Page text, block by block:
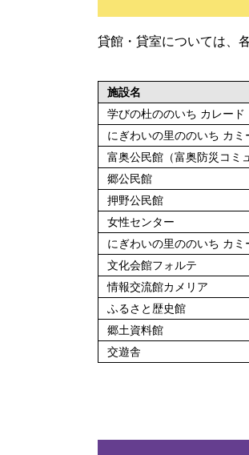
貸館・貸室については、
施設名
学びの杜ののいち カレード
にぎわいの里ののいち カミ
富奥公民館（富奥防災コミ
郷公民館
押野公民館
女性センター
にぎわいの里ののいち カミ
文化会館フォルテ
情報交流館カメリア
ふるさと歴史館
郷土資料館
交遊舎